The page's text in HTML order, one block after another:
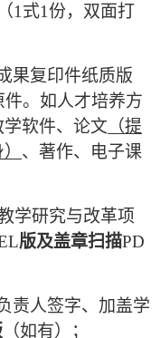
（1 式1份，双面打
果复印件纸质版
。如人才培养方
软件、论文 （提
、著作、电子课
学研究与改革项
版及盖章扫描PD
责人签字、加盖学
（如有）；